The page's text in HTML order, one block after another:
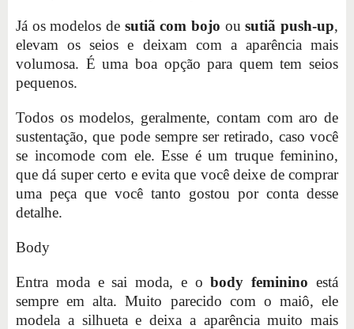
Já os modelos de sutiã com bojo ou sutiã push-up,
elevam os seios e deixam com a aparência mais
volumosa. É uma boa opção para quem tem seios
pequenos.
Todos os modelos, geralmente, contam com aro de
sustentação, que pode sempre ser retirado, caso você
se incomode com ele. Esse é um truque feminino,
que dá super certo e evita que você deixe de comprar
uma peça que você tanto gostou por conta desse
detalhe.
Body
Entra moda e sai moda, e obody feminino está
sempre em alta. Muito parecido com o maiô, ele
modela a silhueta e deixa a aparência muito mais